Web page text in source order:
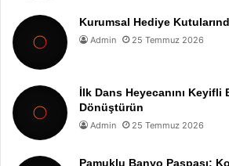
Kurumsal Hediye
Admin 25 Temmuz 2026
İlk Dans Heyecanını Keyifli
Dönüştürün
Admin 25 Temmuz 2026
Pamuklu Banyo Paspası: